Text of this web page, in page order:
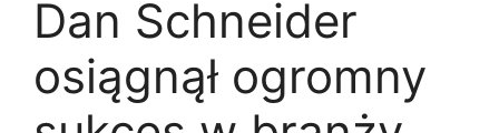
Dan Schneider
osiągnął ogromny